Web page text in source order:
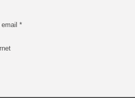
[GK] Oubliez Crazy Taxi,
[LS] [Switch] NSZ 5.0.0
[GK] No More Room in
email *